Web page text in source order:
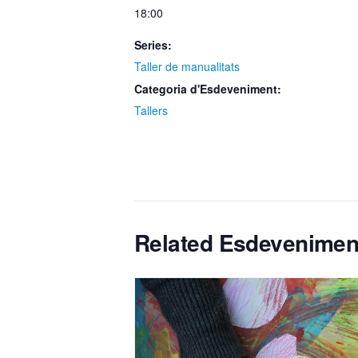
18:00
Series:
Taller de manualitats
Categoria d'Esdeveniment:
Tallers
Related